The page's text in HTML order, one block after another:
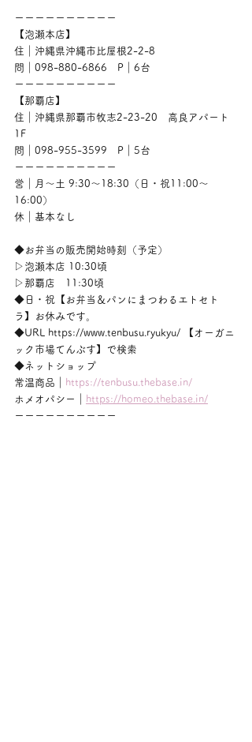
ーーーーーーーーーー
【泡瀬本店】
住｜沖縄県沖縄市比屋根2-2-8
問｜098-880-6866　P｜6台
ーーーーーーーーーー
【那覇店】
住｜沖縄県那覇市牧志2-23-20　高良アパート
1F
問｜098-955-3599　P｜5台
ーーーーーーーーーー
営｜月〜土 9:30〜18:30（日・祝11:00〜
16:00）
休｜基本なし
◆お弁当の販売開始時刻（予定）
▷泡瀬本店 10:30頃
▷那覇店　11:30頃
◆日・祝【お弁当＆パンにまつわるエトセト
ラ】お休みです。
◆URL https://www.tenbusu.ryukyu/ 【オーガニ
ック市場てんぶす】で検索
◆ネットショップ
常温商品｜
https://tenbusu.thebase.in/
ホメオパシー｜
https://homeo.thebase.in/
ーーーーーーーーーー